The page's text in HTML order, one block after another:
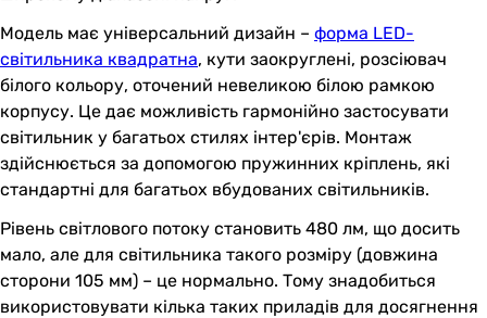
Модель має універсальний дизайн – форма LED-
світильника квадратна, кути заокруглені, розсіювач
білого кольору, оточений невеликою білою рамкою
корпусу. Це дає можливість гармонійно застосувати
світильник у багатьох стилях інтер'єрів. Монтаж
здійснюється за допомогою пружинних кріплень, які
стандартні для багатьох вбудованих світильників.
Рівень світлового потоку становить 480 лм, що досить
мало, але для світильника такого розміру (довжина
сторони 105 мм) – це нормально. Тому знадобиться
використовувати кілька таких приладів для досягнення